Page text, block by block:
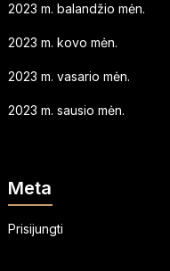
2023 m. balandžio mėn.
2023 m. kovo mėn.
2023 m. vasario mėn.
2023 m. sausio mėn.
Meta
Prisijungti